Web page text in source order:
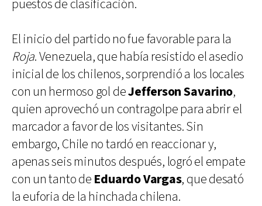
puestos de clasificación.
El inicio del partido no fue favorable para la
Roja. Venezuela, que había resistido el asedio
inicial de los chilenos, sorprendió a los locales
con un hermoso gol deJefferson Savarino,
quien aprovechó un contragolpe para abrir el
marcador a favor de los visitantes. Sin
embargo, Chile no tardó en reaccionar y,
apenas seis minutos después, logró el empate
con un tanto de Eduardo Vargas, que desató
la euforia de la hinchada chilena.